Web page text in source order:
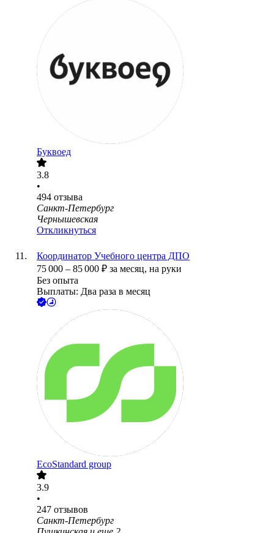
Буквоед
3.8
•
494 отзыва
Санкт-Петербург
Чернышевская
Откликнуться
Координатор Учебного центра ДПО
75 000 – 85 000 ₽ за месяц, на руки
Без опыта
Выплаты: Два раза в месяц
EcoStandard group
3.9
•
247 отзывов
Санкт-Петербург